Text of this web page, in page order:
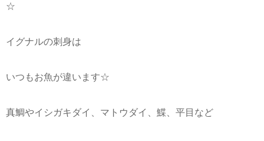
☆
イグナルの刺身は
いつもお魚が違います☆
真鯛やイシガキダイ、マトウダイ、鰈、平目など